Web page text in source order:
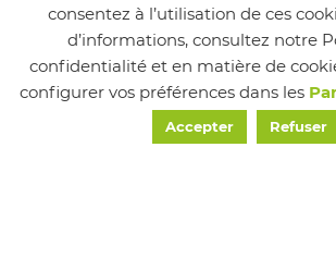
Exprimés : 1538 – Blancs : 178 (10,05
En Marche, Emmanuel Macron :
consentez à l’utilisation de ces
d’informations, consultez notre
confidentialité et en matière de
configurer vos préférences dans les
Accepter Refuser